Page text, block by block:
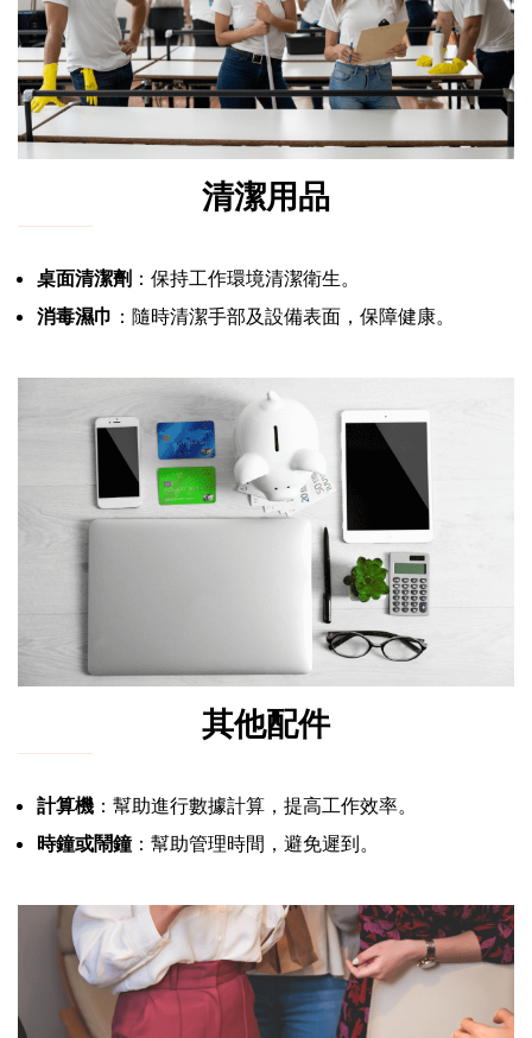
清潔用品
桌面清潔劑 ：保持工作環境清潔衛生。
消毒濕巾 ：隨時清潔手部及設備表面，保障健康。
其他配件
計算機 ：幫助進行數據計算，提高工作效率。
時鐘或鬧鐘：幫助管理時間，避免遲到。